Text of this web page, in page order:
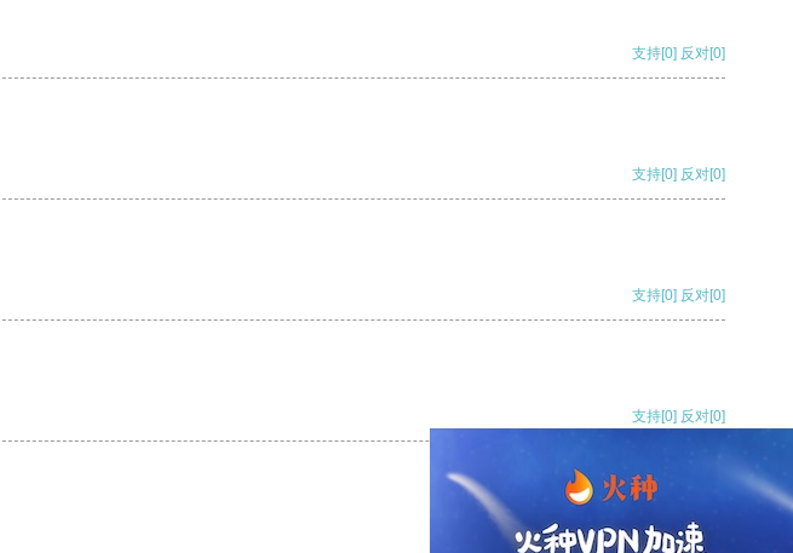
支持[0] 反对[0]
支持[0] 反对[0]
支持[0] 反对[0]
支持[0] 反对[0]
支持[0] 反对